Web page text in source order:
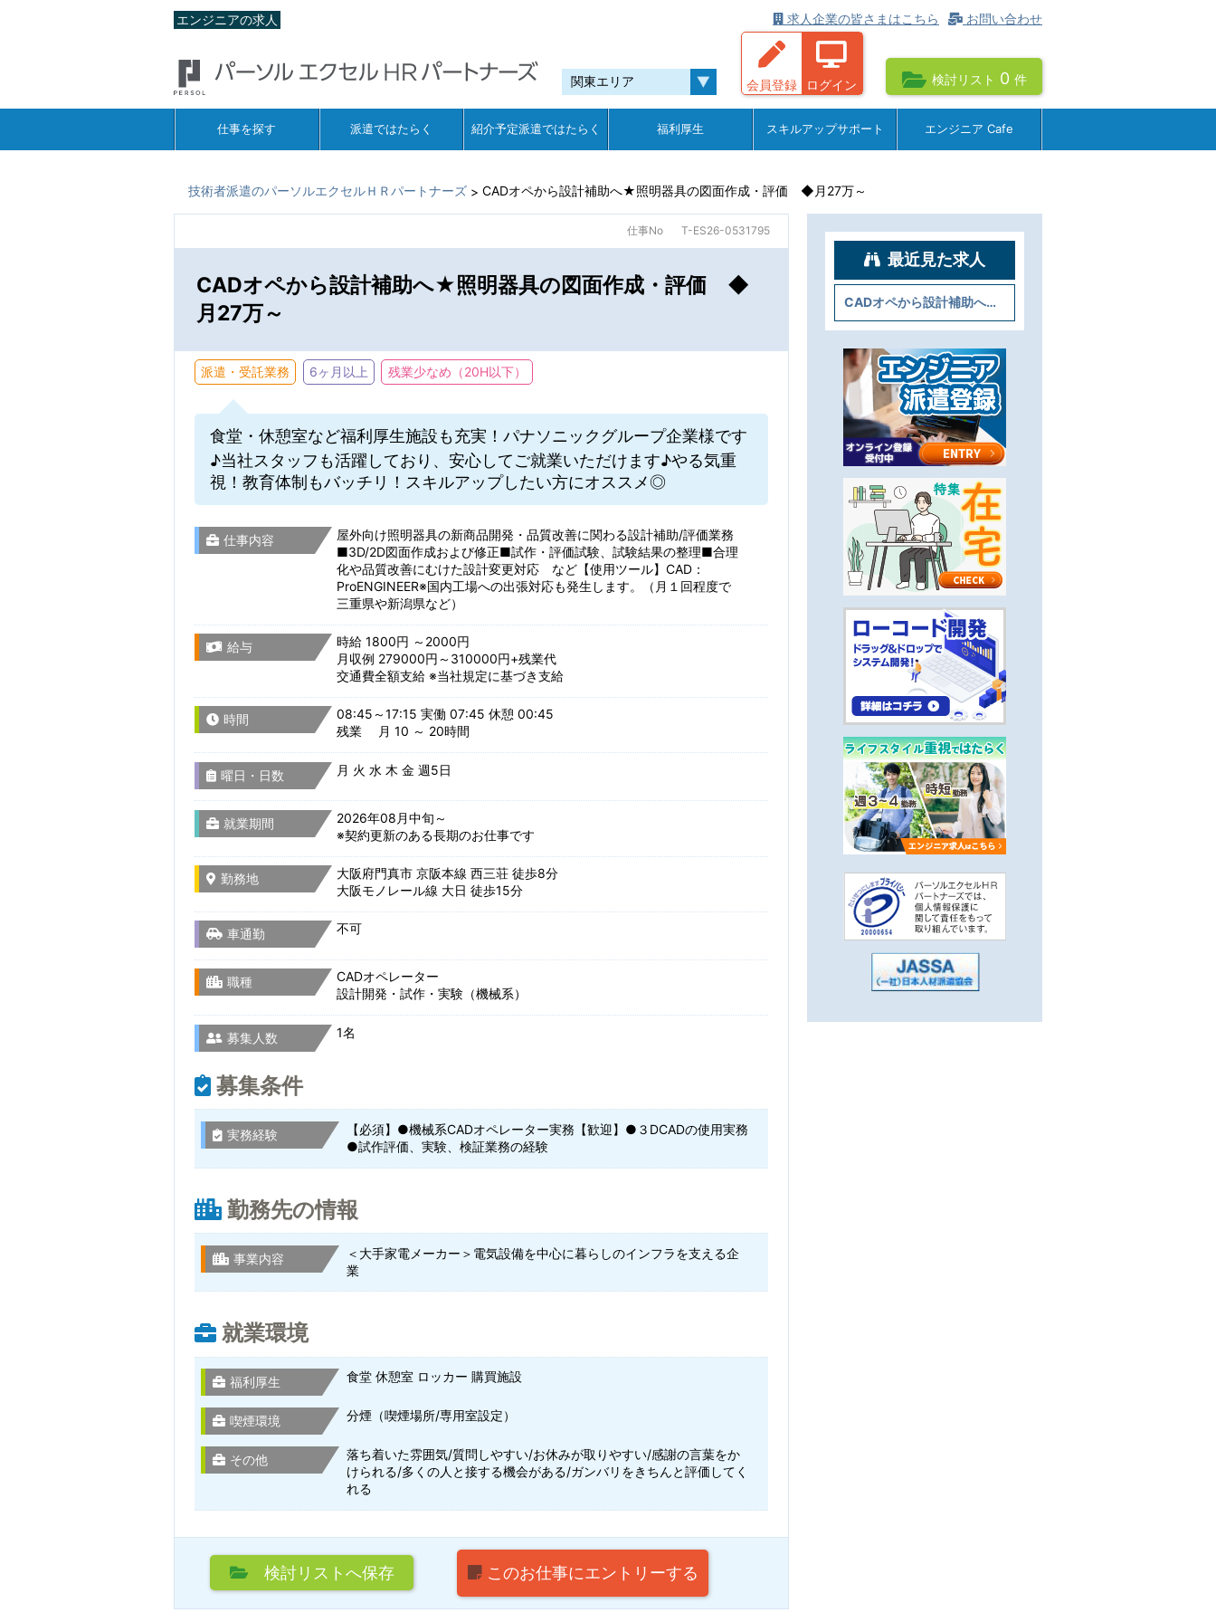
エンジニアの求人 お問い合わせ
求人企業の皆さまはこちら
会員登録 ログイン 検討リスト 0 件
仕事を探す 派遣ではたらく 紹介予定派遣ではたらく 福利厚生 スキルアップサポート エンジニア Cafe
技術者派遣のパーソルエクセルＨＲパートナーズ > CADオペから設計補助へ★照明器具の図面作成・評価 ◆月27万～
仕事No T-ES26-0531795
CADオペから設計補助へ★照明器具の図面作成・評価 ◆
月27万～
派遣・受託業務 6ヶ月以上 残業少なめ（20H以下）
食堂・休憩室など福利厚生施設も充実！パナソニックグループ企業様です
♪当社スタッフも活躍しており、安心してご就業いただけます♪やる気重
視！教育体制もバッチリ！スキルアップしたい方にオススメ◎
仕事内容
屋外向け照明器具の新商品開発・品質改善に関わる設計補助/評価業務
■3D/2D図面作成および修正■試作・評価試験、試験結果の整理■合理
化や品質改善にむけた設計変更対応 など【使用ツール】CAD：
ProENGINEER※国内工場への出張対応も発生します。（月１回程度で
三重県や新潟県など）
給与
時給 1800円 ～2000円
月収例 279000円～310000円+残業代
交通費全額支給 ※当社規定に基づき支給
時間
08:45～17:15 実働 07:45 休憩 00:45
残業 月 10 ～ 20時間
曜日・日数 月 火 水 木 金 週5日
就業期間
2026年08月中旬～
※契約更新のある長期のお仕事です
勤務地
大阪府門真市 京阪本線 西三荘 徒歩8分
大阪モノレール線 大日 徒歩15分
車通勤 不可
職種
CADオペレーター
設計開発・試作・実験（機械系）
募集人数 1名
募集条件
実務経験
【必須】●機械系CADオペレーター実務【歓迎】●３DCADの使用実務
●試作評価、実験、検証業務の経験
勤務先の情報
事業内容
＜大手家電メーカー＞電気設備を中心に暮らしのインフラを支える企
業
就業環境
福利厚生 食堂 休憩室 ロッカー 購買施設
喫煙環境 分煙（喫煙場所/専用室設定）
その他
落ち着いた雰囲気/質問しやすい/お休みが取りやすい/感謝の言葉をか
けられる/多くの人と接する機会がある/ガンバリをきちんと評価してく
れる
検討リストへ保存 このお仕事にエントリーする
最近見た求人
CADオペから設計補助へ★照明器具の図面作成・評価 ◆月27万～